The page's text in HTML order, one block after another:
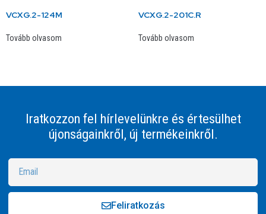
VCXG.2-124M
Tovább olvasom
VCXG.2-201C.R
Tovább olvasom
Iratkozzon fel hírlevelünkre és értesülhet
újonságainkről, új termékeinkről.
Feliratkozás